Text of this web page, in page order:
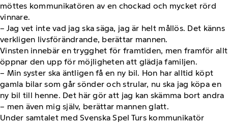
möttes kommunikatören av en chockad och mycket rörd
vinnare.
– Jag vet inte vad jag ska säga, jag är helt mållös. Det känns
verkligen livsförändrande, berättar mannen.
Vinsten innebär en trygghet för framtiden, men framför allt
öppnar den upp för möjligheten att glädja familjen.
– Min syster ska äntligen få en ny bil. Hon har alltid köpt
gamla bilar som går sönder och strular, nu ska jag köpa en
ny bil till henne. Det här gör att jag kan skämma bort andra
– men även mig själv, berättar mannen glatt.
Under samtalet med Svenska Spel Turs kommunikatör